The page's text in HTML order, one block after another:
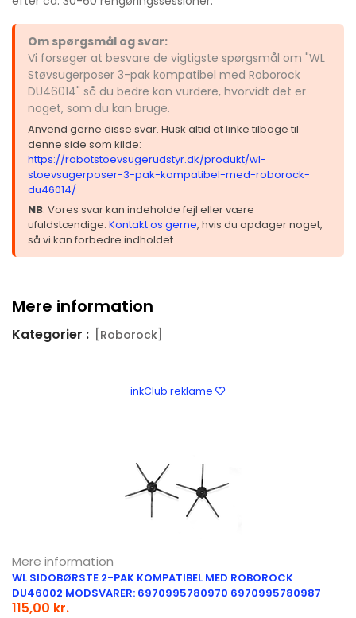
Om spørgsmål og svar:
Vi forsøger at besvare de vigtigste spørgsmål om "WL
Støvsugerposer 3-pak kompatibel med Roborock
DU46014" så du bedre kan vurdere, hvorvidt det er
noget, som du kan bruge.
Anvend gerne disse svar. Husk altid at linke tilbage til
denne side som kilde:
https://robotstoevsugerudstyr.dk/produkt/wl-
stoevsugerposer-3-pak-kompatibel-med-roborock-
du46014/
NB: Vores svar kan indeholde fejl eller være
ufuldstændige. Kontakt os gerne, hvis du opdager noget,
så vi kan forbedre indholdet.
Mere information
Kategorier : [Roborock]
inkClub reklame
Mere information
WL SIDOBØRSTE 2-PAK KOMPATIBEL MED ROBOROCK
DU46002 MODSVARER: 6970995780970 6970995780987
115,00 kr.